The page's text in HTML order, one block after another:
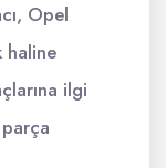
Opel
haline
ilgi